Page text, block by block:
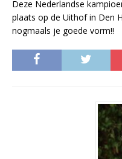
Deze Nederlandse
plaats op de Uithof in Den
nogmaals je goede vorm!!